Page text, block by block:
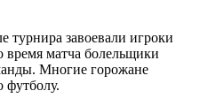
турнира завоевали игроки
матча болельщики
Многие горожане
футболу.